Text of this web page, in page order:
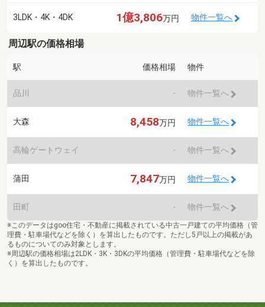
3LDK・4K・4DK 1億3,806万円 物件一覧へ
周辺駅の価格相場
駅 価格相場 物件
品川 - 物件一覧へ
大森 8,458万円 物件一覧へ
高輪ゲートウェイ - 物件一覧へ
蒲田 7,847万円 物件一覧へ
田町 - 物件一覧へ
※このデータはgoo住宅・不動産に掲載されている中古一戸建ての平均価格（管
理費・駐車場代などを除く）を算出したものです。ただし5戸以上の掲載があ
るものについてのみ対象とします。
※周辺駅の価格相場は2LDK・3K・3DKの平均価格（管理費・駐車場代などを除
く）を算出したものです。